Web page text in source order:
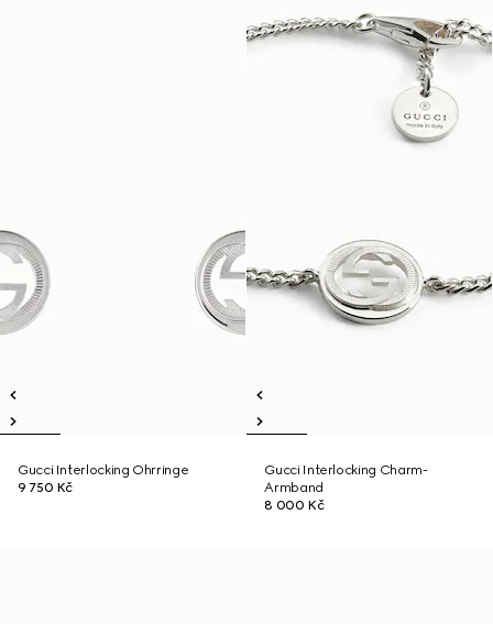
Gucci Interlocking Ohrringe
9 750 Kč
Gucci Interlocking Charm-
Armband
8 000 Kč